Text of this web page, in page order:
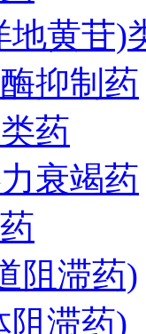
地黄苷)
抑制药
药
衰竭药
阻滞药)
阻滞药)